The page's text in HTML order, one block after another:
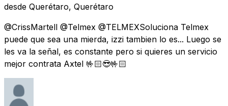
desde Querétaro, Querétaro
@CrissMartell @Telmex @TELMEXSoluciona Telmex
puede que sea una mierda, izzi tambien lo es... Luego se
les va la señal, es constante pero si quieres un servicio
mejor contrata Axtel 🤟🏻😎🤟🏻